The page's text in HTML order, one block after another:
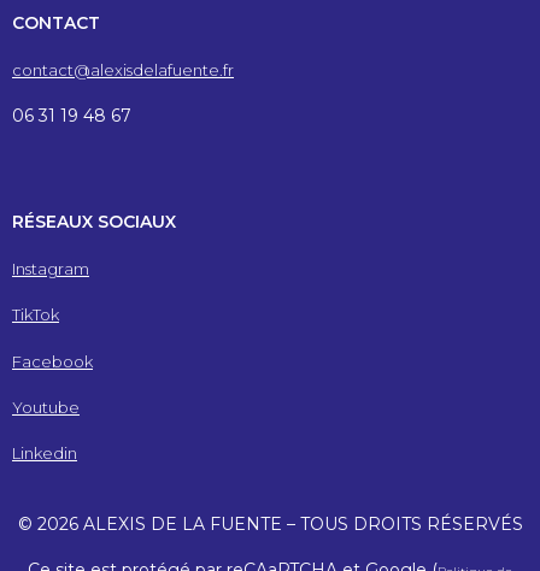
CONTACT
contact@alexisdelafuente.fr
06 31 19 48 67
RÉSEAUX SOCIAUX
Instagram
TikTok
Facebook
Youtube
Linkedin
© 2026 ALEXIS DE LA FUENTE – TOUS DROITS RÉSERVÉS